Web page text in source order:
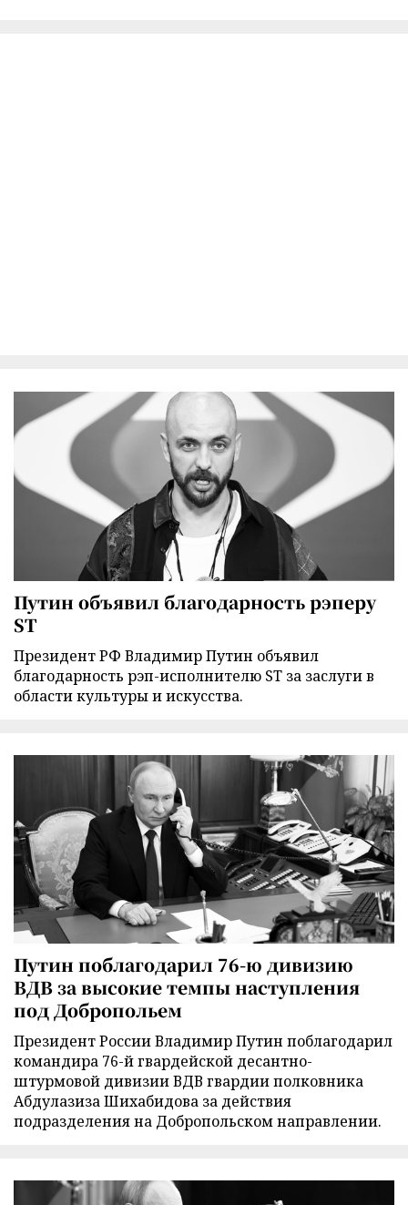
Путин объявил благодарность рэперу
ST
Президент РФ Владимир Путин объявил
благодарность рэп-исполнителю ST за заслуги в
области культуры и искусства.
Путин поблагодарил 76-ю дивизию
ВДВ за высокие темпы наступления
под Добропольем
Президент России Владимир Путин поблагодарил
командира 76-й гвардейской десантно-
штурмовой дивизии ВДВ гвардии полковника
Абдулазиза Шихабидова за действия
подразделения на Добропольском направлении.